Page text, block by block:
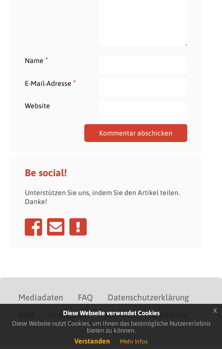
Name *
E-Mail-Adresse *
Website
Be social!
Unterstützen Sie uns, indem Sie den Artikel teilen.
Danke!
Mediadaten FAQ
Datenschutzerklärung
Impressum Kontakt Newsletter
Diese Webseite verwendet Cookies
Diese Website nutzt Cookies, um Ihnen das bestmögliche Nutzererlebnis
bieten zu können.
Verstanden Mehr Infos
x